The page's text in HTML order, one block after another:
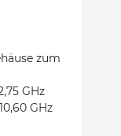
zum
GHz
GHz